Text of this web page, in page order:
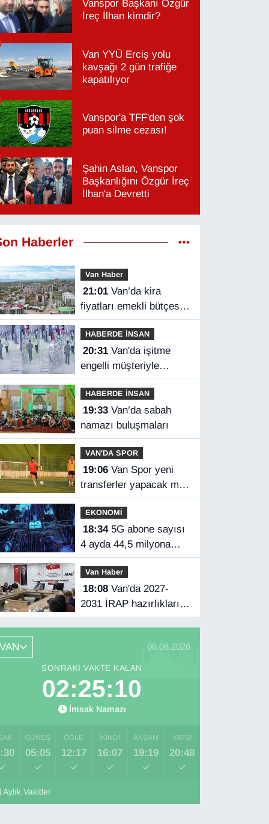
Vanspor Başkanı Özgür
İreç İlhan kimdir?
Van YYÜ Erciş yolu
kavşağı 2 gün trafiğe
kapatılıyor
Vanspor'a TFF'den şok
puan silme cezası!
Şahin Aslan, Vanspor
Başkanlığını Özgür İreç
İlhan'a Devretti
Haberler
Van Haber
21:01Van’da kira
fiyatları emekli bütçesini
zorluyor
HABERDE İNSAN
20:31Van'da işitme
engelli müşteriyle
halaylı pazarlık
gülümsetti
HABERDE İNSAN
19:33Van’da sabah
namazı buluşmaları
VAN'DA SPOR
19:06Van Spor yeni
transferler yapacak mı?
Başkan Özgür İreç İlhan
açıkladı
EKONOMİ
18:345G abone sayısı
4 ayda 44,5 milyona
ulaştı
Van Haber
18:08Van'da 2027-
2031 İRAP hazırlıkları
başladı
06.08.2026
SONRAKI VAKTE KALAN
02:25:08
İmsak Namazı
GÜNEŞ
05:05
ÖĞLE
12:17
İKINDI
16:07
AKŞAM
19:19
YATSI
20:48
Aylık Vakitler